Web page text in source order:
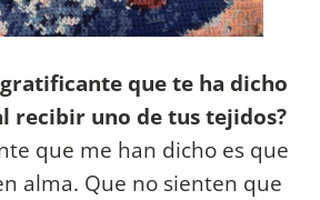
que te ha dicho
recibir uno de tus tejidos?
que me han dicho es que
alma. Que no sienten que